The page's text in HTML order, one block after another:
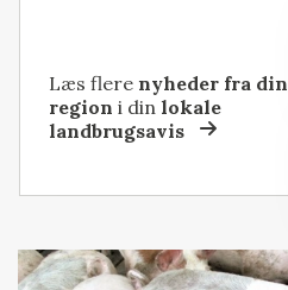
Læs flere nyheder fra din
region i dinlokale
landbrugsavis